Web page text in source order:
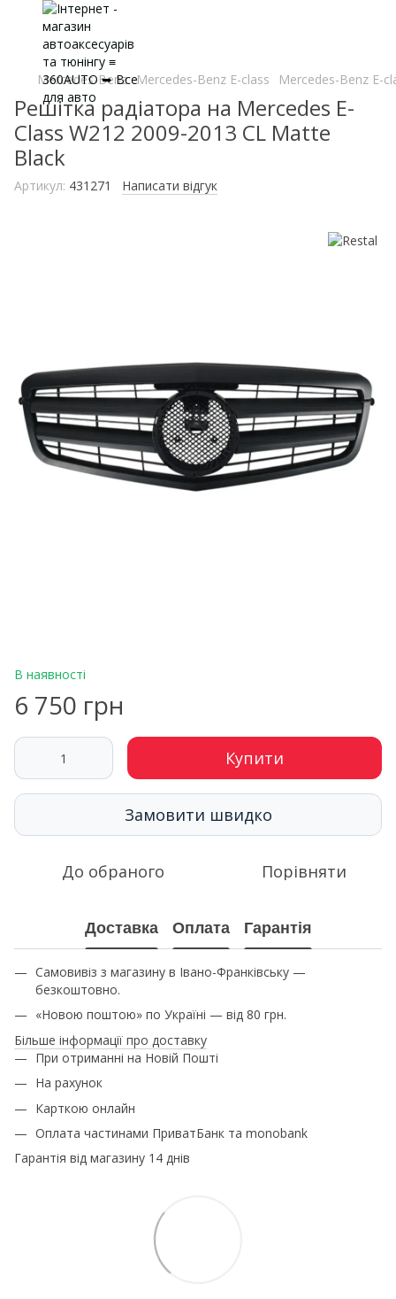
Mercedes-Benz Mercedes-Benz E-class Mercedes-Benz E-
Решітка радіатора на Mercedes E-
Class W212 2009-2013 CL Matte
Black
Артикул: 431271 Написати відгук
В наявності
6 750 грн
Купити
Замовити швидко
До обраного Порівняти
Доставка Оплата Гарантія
Самовивіз з магазину в Івано-Франківську —
безкоштовно.
«Новою поштою» по Україні — від 80 грн.
Більше інформації про доставку
При отриманні на Новій Пошті
На рахунок
Карткою онлайн
Оплата частинами ПриватБанк та monobank
Гарантія від магазину 14 днів